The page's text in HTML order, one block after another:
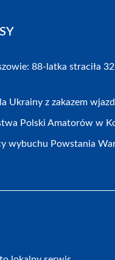
88-latka straciła
Ukrainy z zakazem
Polski Amatorów w
wybuchu Powstania